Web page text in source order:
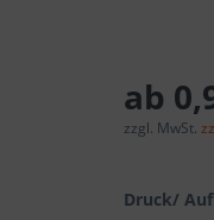
ab
zzgl. MwSt.
Druck/